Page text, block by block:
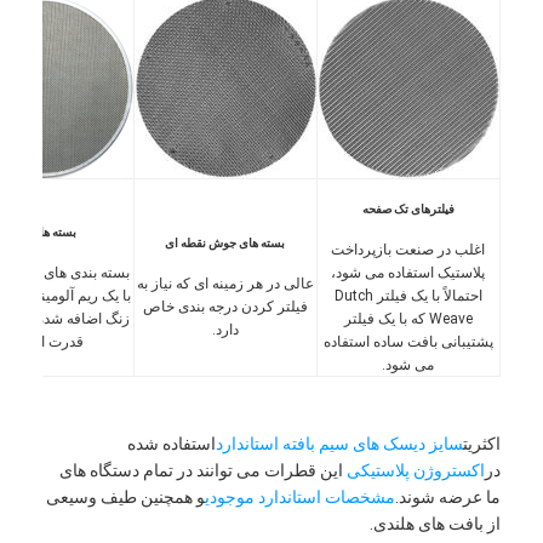
حصار زمین پدل
مش سیم بافتنی
سبد گابيون سنگي
مشبک
فیلتر صفحه نمایش جانسون
حصار فلزی
فیلترهای تک صفحه
اغلب در صنعت بازپرداخت
پلاستیک استفاده می شود،
احتمالاً با یک فیلتر Dutch
Weave که با یک فیلتر
پشتیبانی بافت ساده استفاده
می شود.
بسته های جوش نقطه ای
عالی در هر زمینه ای که نیاز به
فیلتر کردن درجه بندی خاص
دارد.
بسته های دوار
بسته بندی های جوش
با یک ریم آلومینیوم یا
زنگ اضافه شده
قدرت اضافی.
اکثریتسایز دیسک های سیم بافته استاندارداستفاده شده
در اکستروژن پلاستیکی این قطرات می توانند در تمام دستگاه های
ما عرضه شوند.مشخصات استاندارد موجودیو همچنین طیف وسیعی
از بافت های هلندی.